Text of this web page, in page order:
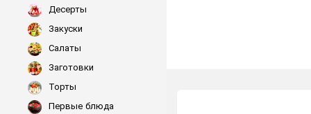
Десерты
Закуски
Салаты
Заготовки
Торты
Первые блюда